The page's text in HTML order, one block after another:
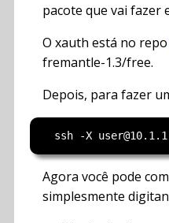
pacote que vai fazer
O xauth está no repo
fremantle-1.3/free.
Depois, para fazer
Agora você pode
simplesmente